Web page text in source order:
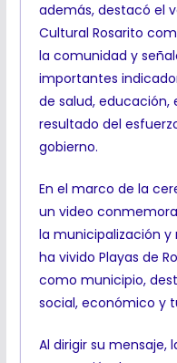
además, destacó el
Cultural Rosarito
la comunidad y
importantes
de salud, educación,
resultado del
gobierno.
En el marco de la
un video
la municipalización
ha vivido Playas de
como municipio,
social, económico y
Al dirigir su mensaje,